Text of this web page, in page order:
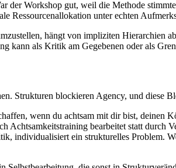
der Workshop gut, weil die Methode
Ressourcenallokation unter echten
hängt von impliziten Hierarchien
kann als Kritik am Gegebenen oder als
Strukturen blockieren Agency, und diese
wenn du achtsam mit dir bist,
Achtsamkeitstraining bearbeitet statt
individualisiert ein strukturelles Problem.